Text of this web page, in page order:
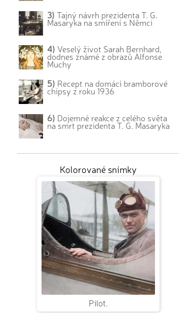
3) Tajný návrh prezidenta T. G.
Masaryka na smíření s Němci
4) Veselý život Sarah Bernhard,
dodnes známé z obrazů Alfonse
Muchy
5) Recept na domácí bramborové
chipsy z roku 1936
6) Dojemné reakce z celého světa
na smrt prezidenta T. G. Masaryka
Kolorované snímky
Pilot.